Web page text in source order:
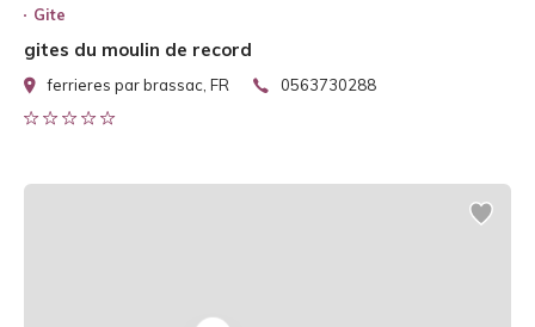
Gite
gites du moulin de record
ferrieres par brassac, FR 0563730288